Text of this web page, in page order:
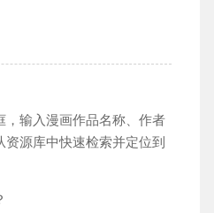
输入漫画作品名称、作者
源库中快速检索并定位到